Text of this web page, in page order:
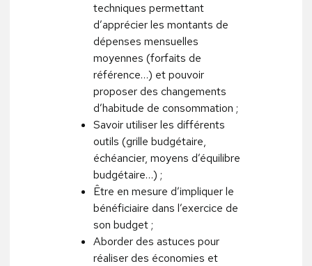
techniques permettant
d’apprécier les montants de
dépenses mensuelles
moyennes (forfaits de
référence…) et pouvoir
proposer des changements
d’habitude de consommation ;
Savoir utiliser les différents
outils (grille budgétaire,
échéancier, moyens d’équilibre
budgétaire…) ;
Être en mesure d’impliquer le
bénéficiaire dans l’exercice de
son budget ;
Aborder des astuces pour
réaliser des économies et